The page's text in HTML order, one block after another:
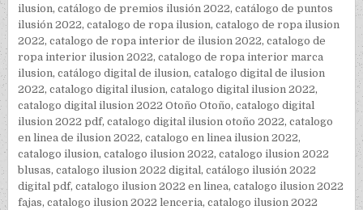
ilusion,catálogo de premios ilusión 2022,catálogo de puntos
ilusión 2022,catalogo de ropa ilusion,catalogo de ropa ilusion
2022,catalogo de ropa interior de ilusion 2022,catalogo de
ropa interior ilusion 2022,catalogo de ropa interior marca
ilusion,catálogo digital de ilusion,catalogo digital de ilusion
2022,catalogo digital ilusion,catalogo digital ilusion 2022,
catalogo digital ilusion 2022 Otoño Otoño,catalogo digital
ilusion 2022 pdf,catalogo digital ilusion otoño 2022,catalogo
en linea de ilusion 2022,catalogo en linea ilusion 2022,
catalogo ilusion,catalogo ilusion 2022,catalogo ilusion 2022
blusas,catalogo ilusion 2022 digital,catálogo ilusión 2022
digital pdf,catalogo ilusion 2022 en linea,catalogo ilusion 2022
fajas,catalogo ilusion 2022 lenceria,catalogo ilusion 2022